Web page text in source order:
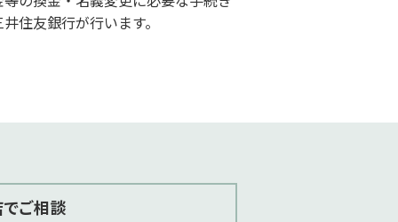
住友銀行が行います。
ご相談